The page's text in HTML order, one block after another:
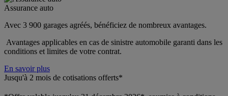
Assurance auto
Avec 3 900 garages agréés, bénéficiez de nombreux avantages.
Avantages applicables en cas de sinistre automobile garanti dans les
conditions et limites de votre contrat.
En savoir plus
Jusqu'à 2 mois de cotisations offerts*